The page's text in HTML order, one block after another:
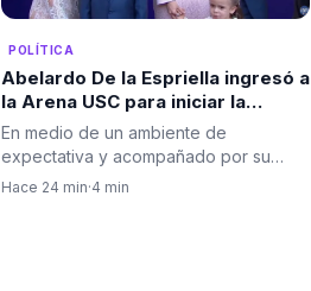
POLÍTICA
Abelardo De la Espriella ingresó a
la Arena USC para iniciar la
ceremonia de posesión
presidencial en Cali
En medio de un ambiente de
expectativa y acompañado por su
esposa, Ana Lucía Pineda, el
Hace 24 min·4 min